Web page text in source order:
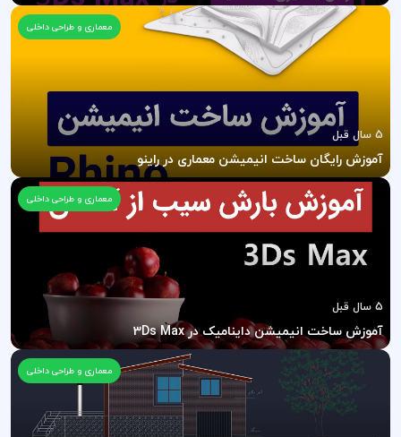
معماری و طراحی داخلی
5 سال قبل
آموزش رایگان ساخت انیمیشن معماری در راینو
معماری و طراحی داخلی
5 سال قبل
آموزش ساخت انیمیشن داینامیک در 3Ds Max
معماری و طراحی داخلی